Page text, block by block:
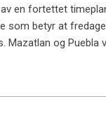
en fortettet
som betyr at
Mazatlan og Puebla